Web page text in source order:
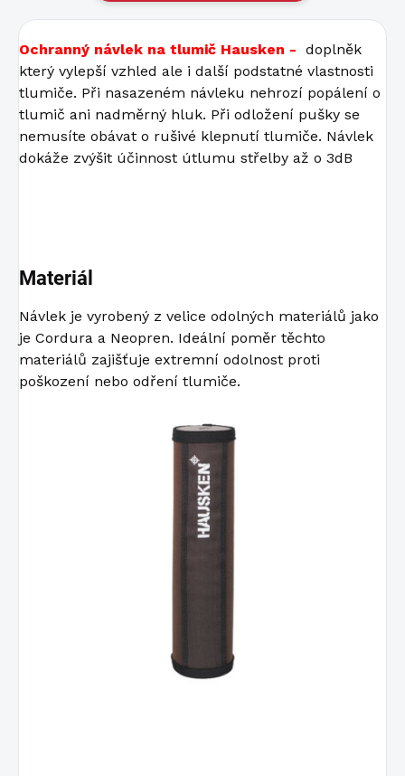
Ochranný návlek na tlumič Hausken - doplněk
který vylepší vzhled ale i další podstatné vlastnosti
tlumiče. Při nasazeném návleku nehrozí popálení o
tlumič ani nadměrný hluk. Při odložení pušky se
nemusíte obávat o rušivé klepnutí tlumiče. Návlek
dokáže zvýšit účinnost útlumu střelby až o 3dB
Materiál
Návlek je vyrobený z velice odolných materiálů jako
je Cordura a Neopren. Ideální poměr těchto
materiálů zajišťuje extremní odolnost proti
poškození nebo odření tlumiče.